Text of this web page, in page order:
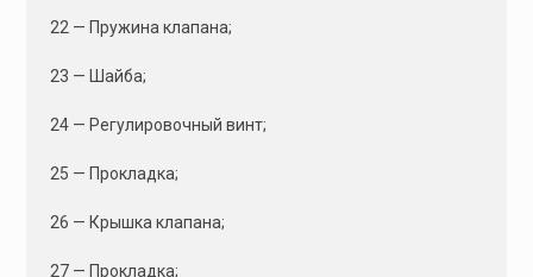
22 — Пружина клапана;
23 — Шайба;
24 — Регулировочный винт;
25 — Прокладка;
26 — Крышка клапана;
27 — Прокладка;